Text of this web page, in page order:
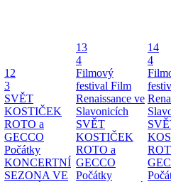
12
3
SVĚT
KOSTIČEK
ROTO a
GECCO
Počátky
KONCERTNÍ
SEZONA VE
13
4
Filmový
festival Film
Renaissance ve
Slavonicích
SVĚT
KOSTIČEK
ROTO a
GECCO
Počátky
14
4